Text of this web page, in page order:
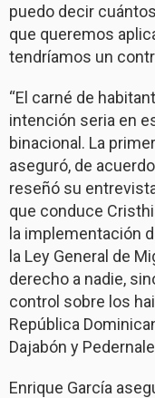
puedo decir
que queremos
tendríamos un
“El carné de
intención seria en
binacional. La
aseguró, de
reseñó su
que conduce
la implementación
la Ley General de
derecho a nadie,
control sobre los
República
Dajabón y
Enrique García